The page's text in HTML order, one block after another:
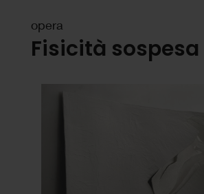
opera
Fisicità sospesa